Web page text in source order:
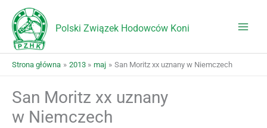
treści
Polski Związek Hodowców Koni
Strona główna 2013 maj San Moritz xx uznany w Niemczech
San Moritz xx uznany
w Niemczech